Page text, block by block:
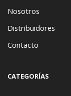
Nosotros
Distribuidores
Contacto
CATEGORÍAS